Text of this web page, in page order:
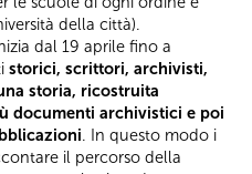
della città).
dal 19 aprile fino a
storici, scrittori, archivisti,
storia, ricostruita
documenti archivistici e poi
. In questo modo i
il percorso della